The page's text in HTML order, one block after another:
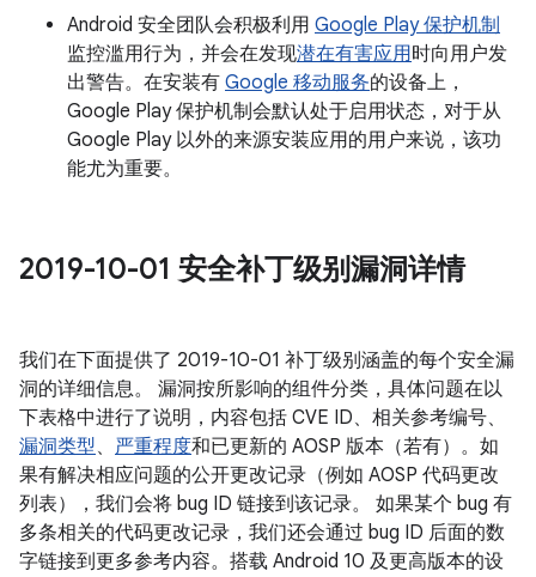
Android 安全团队会积极利用 Google Play 保护机制
监控滥用行为，并会在发现潜在有害应用时向用户发
出警告。在安装有 Google 移动服务的设备上，
Google Play 保护机制会默认处于启用状态，对于从
Google Play 以外的来源安装应用的用户来说，该功
能尤为重要。
2019-10-01 安全补丁级别漏洞详情
我们在下面提供了 2019-10-01 补丁级别涵盖的每个安全漏
洞的详细信息。 漏洞按所影响的组件分类，具体问题在以
下表格中进行了说明，内容包括 CVE ID、相关参考编号、
漏洞类型、 严重程度和已更新的 AOSP 版本（若有）。如
果有解决相应问题的公开更改记录（例如 AOSP 代码更改
列表），我们会将 bug ID 链接到该记录。 如果某个 bug 有
多条相关的代码更改记录，我们还会通过 bug ID 后面的数
字链接到更多参考内容。搭载 Android 10 及更高版本的设